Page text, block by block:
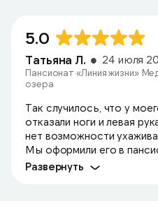
5.0
Татьяна Л. 24 июля
Пансионат «Линия жизни»
озера
Так случилось, что у
отказали ноги и левая
нет возможности
Мы оформили его в
Развернуть